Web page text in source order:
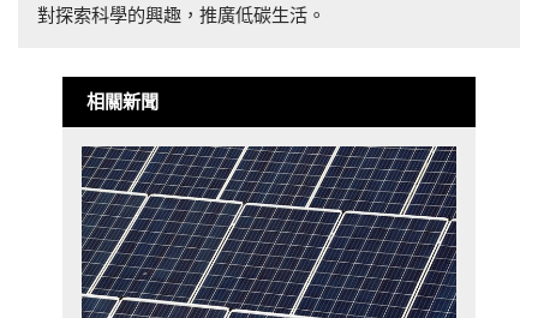
對探索科學的興趣，推廣低碳生活。
相關新聞